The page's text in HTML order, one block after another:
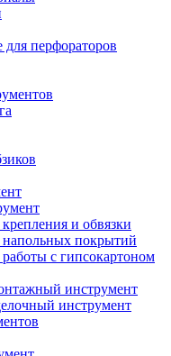
перфораторов
и обвязки
покрытий
с гипсокартоном
инструмент
инструмент